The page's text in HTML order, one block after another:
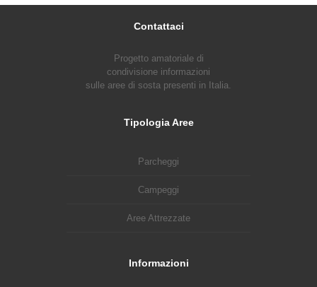
Contattaci
Progetto amatoriale di
condivisione informazioni
sulle aree di sosta presenti in Italia.
Tipologia Aree
Parcheggi
Campeggi
Aree Attrezzate
Informazioni